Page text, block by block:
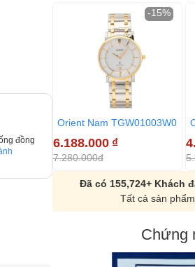
đồng
Orient Nam TGW01003W0
6.188.000 ₫
7.280.000đ
-15%
Đã có 155,724+ Khách
Tất cả sản
Chứng